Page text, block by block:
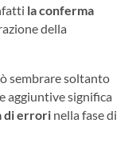
la conferma
della
sembrare soltanto
aggiuntive significa
di errori nella fase di